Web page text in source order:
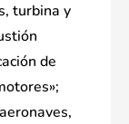
turbina y
de